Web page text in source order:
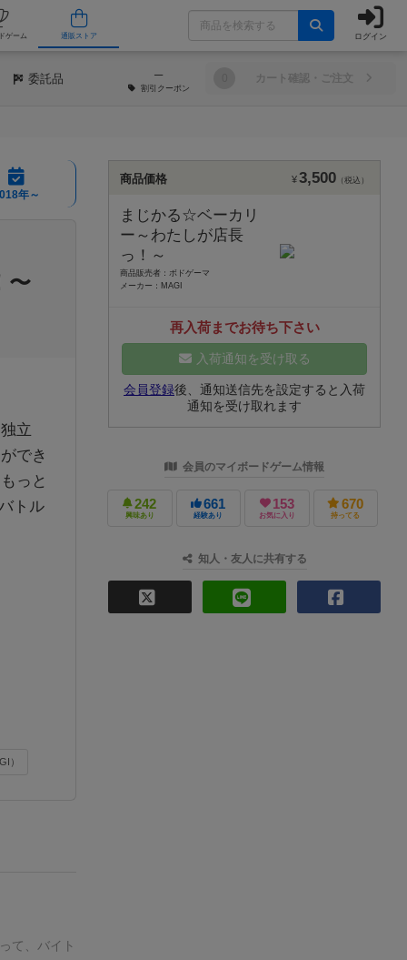
舗 人気ボードゲーム 通販ストア ログイン
委託品 ─
割引 クーポン
カート確認・ご注文
年～
〜
立
でき
っと
トル
）
て、バイト
商品価格 ¥3,500 （税込）
まじかる☆ベーカリ
ー～わたしが店長
っ！～
商品販売者：ボドゲーマ
メーカー：MAGI
再入荷までお待ち下さい
入荷通知を受け取る
会員登録後、通知送信先を設定すると入荷
通知を受け取れます
会員のマイボードゲーム情報
242
興味あり
661
経験あり
153
お気に入り
670
持ってる
知人・友人に共有する